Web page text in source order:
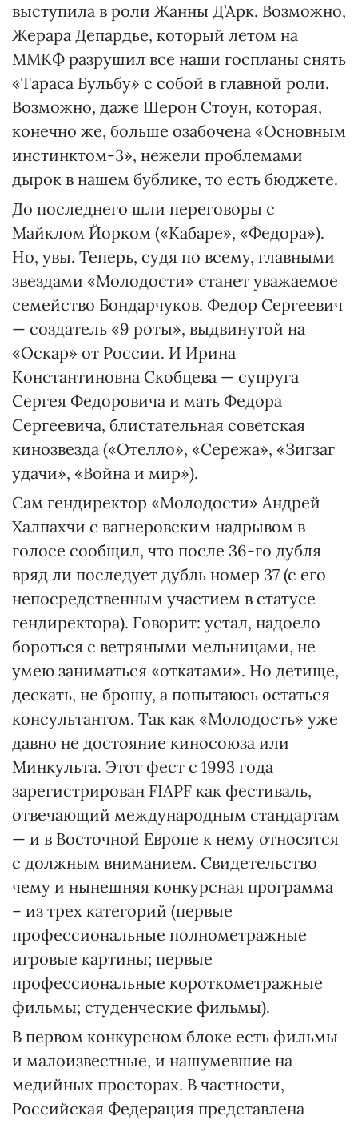
выступила в роли Жанны Д’Арк. Возможно,
Жерара Депардье, который летом на
ММКФ разрушил все наши госпланы снять
«Тараса Бульбу» с собой в главной роли.
Возможно, даже Шерон Стоун, которая,
конечно же, больше озабочена «Основным
инстинктом-3», нежели проблемами
дырок в нашем бублике, то есть бюджете.
До последнего шли переговоры с
Майклом Йорком («Кабаре», «Федора»).
Но, увы. Теперь, судя по всему, главными
звездами «Молодости» станет уважаемое
семейство Бондарчуков. Федор Сергеевич
— создатель «9 роты», выдвинутой на
«Оскар» от России. И Ирина
Константиновна Скобцева — супруга
Сергея Федоровича и мать Федора
Сергеевича, блистательная советская
кинозвезда («Отелло», «Сережа», «Зигзаг
удачи», «Война и мир»).
Сам гендиректор «Молодости» Андрей
Халпахчи с вагнеровским надрывом в
голосе сообщил, что после 36-го дубля
вряд ли последует дубль номер 37 (с его
непосредственным участием в статусе
гендиректора). Говорит: устал, надоело
бороться с ветряными мельницами, не
умею заниматься «откатами». Но детище,
дескать, не брошу, а попытаюсь остаться
консультантом. Так как «Молодость» уже
давно не достояние киносоюза или
Минкульта. Этот фест с 1993 года
зарегистрирован FIAPF как фестиваль,
отвечающий международным стандартам
— и в Восточной Европе к нему относятся
с должным вниманием. Свидетельство
чему и нынешняя конкурсная программа
– из трех категорий (первые
профессиональные полнометражные
игровые картины; первые
профессиональные короткометражные
фильмы; студенческие фильмы).
В первом конкурсном блоке есть фильмы
и малоизвестные, и нашумевшие на
медийных просторах. В частности,
Российская Федерация представлена